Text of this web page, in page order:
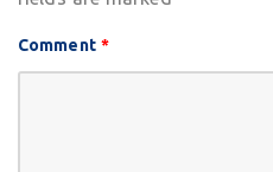
Comment *